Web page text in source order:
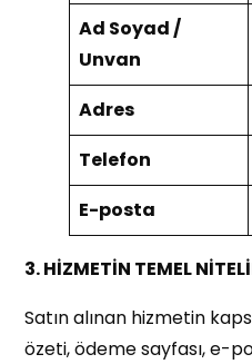
Ad Soyad /
Unvan
Adres
Telefon
E-posta
3. HİZMETİN TEMEL
Satın alınan hizmetin
özeti, ödeme sayfası, e-